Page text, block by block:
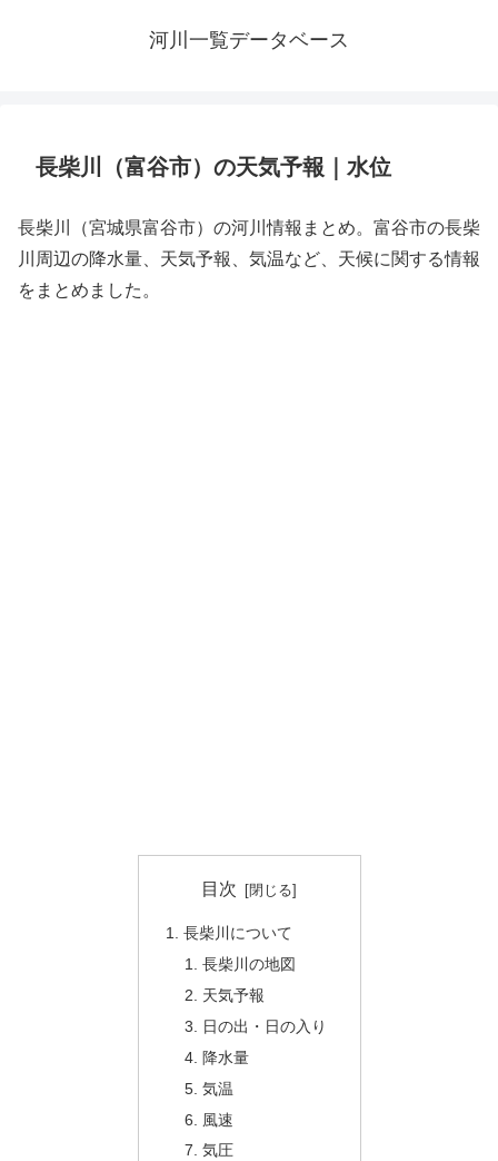
河川一覧データベース
長柴川（富谷市）の天気予報｜水位
長柴川（宮城県富谷市）の河川情報まとめ。富谷市の長柴
川周辺の降水量、天気予報、気温など、天候に関する情報
をまとめました。
目次
長柴川について
長柴川の地図
天気予報
日の出・日の入り
降水量
気温
風速
気圧